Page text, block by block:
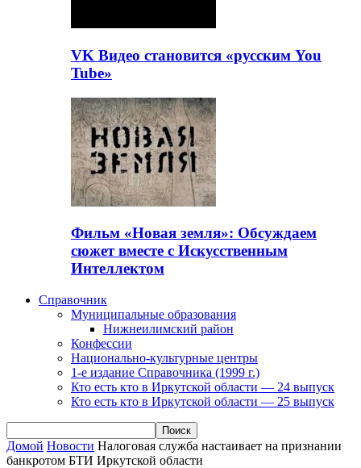
VK Видео становится «русским You
Tube»
Фильм «Новая земля»: Обсуждаем
сюжет вместе с Искусственным
Интеллектом
Справочник
Муниципальные образования
Нижнеилимский район
Конфессии
Национально-культурные центры
1-е издание Справочника (1999 г.)
Кто есть кто в Иркутской области — 24 выпуск
Кто есть кто в Иркутской области — 25 выпуск
Домой Новости Налоговая служба настаивает на признании
банкротом БТИ Иркутской области